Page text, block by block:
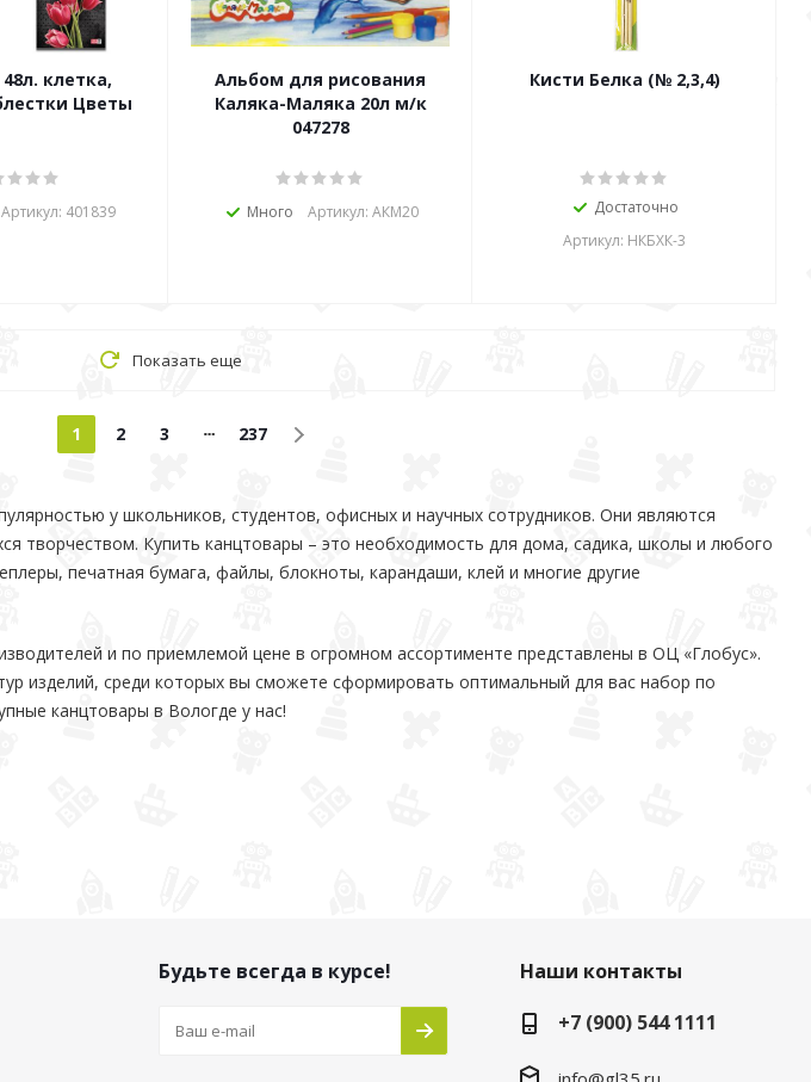
клетка,
блестки Цветы
Артикул: 401839
Альбом для рисования
Каляка-Маляка 20л м/к
047278
Много Артикул: АКМ20
Кисти Белка (№ 2,3,4)
Достаточно
Артикул: НКБХК-3
Показать еще
1 2 3 237
у школьников, студентов, офисных и научных сотрудников. Они являются
творчеством. Купить канцтовары – это необходимость для дома, садика, школы и любого
печатная бумага, файлы, блокноты, карандаши, клей и многие другие
и по приемлемой цене в огромном ассортименте представлены в ОЦ «Глобус».
изделий, среди которых вы сможете сформировать оптимальный для вас набор по
канцтовары в Вологде у нас!
Будьте всегда в курсе!
Наши контакты
+7 (900) 544 1111